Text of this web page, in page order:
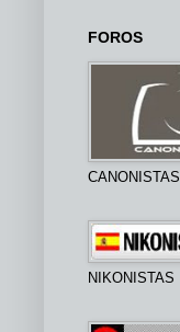
FOROS
CANONISTAS
NIKONISTAS